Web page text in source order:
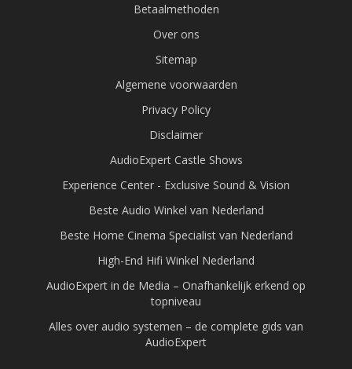
Betaalmethoden
Over ons
Sitemap
Algemene voorwaarden
Privacy Policy
Disclaimer
AudioExpert Castle Shows
Experience Center - Exclusive Sound & Vision
Beste Audio Winkel van Nederland
Beste Home Cinema Specialist van Nederland
High-End Hifi Winkel Nederland
AudioExpert in de Media – Onafhankelijk erkend op
topniveau
Alles over audio systemen – de complete gids van
AudioExpert